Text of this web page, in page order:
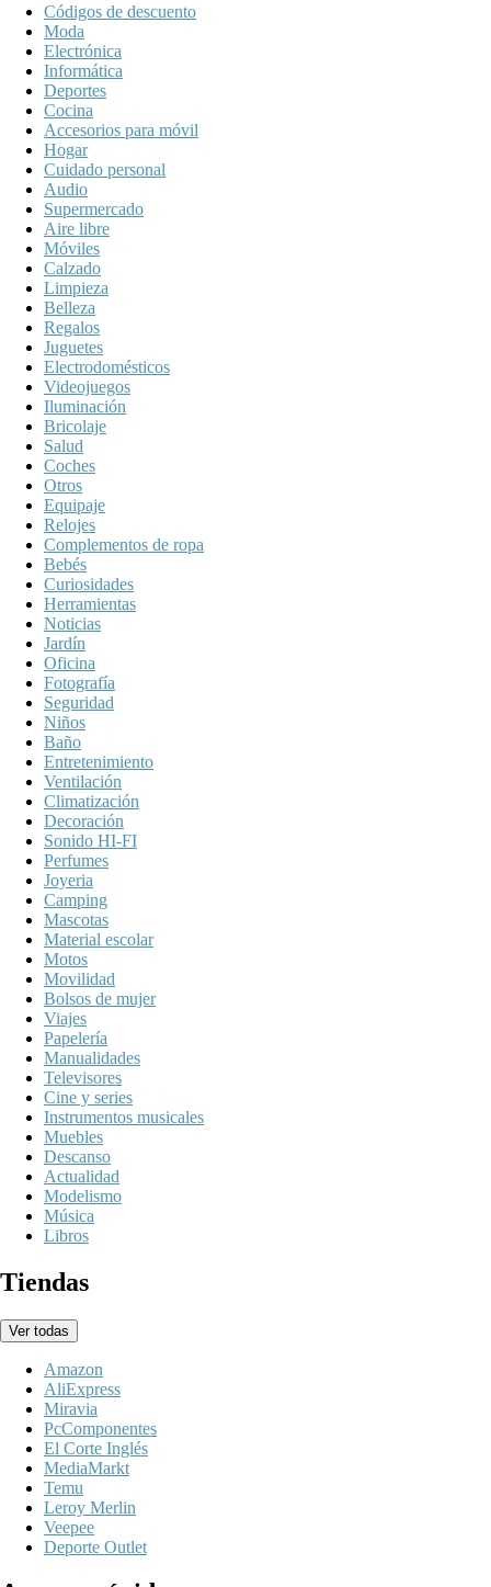
Códigos de descuento
Moda
Electrónica
Informática
Deportes
Cocina
Accesorios para móvil
Hogar
Cuidado personal
Audio
Supermercado
Aire libre
Móviles
Calzado
Limpieza
Belleza
Regalos
Juguetes
Electrodomésticos
Videojuegos
Iluminación
Bricolaje
Salud
Coches
Otros
Equipaje
Relojes
Complementos de ropa
Bebés
Curiosidades
Herramientas
Noticias
Jardín
Oficina
Fotografía
Seguridad
Niños
Baño
Entretenimiento
Ventilación
Climatización
Decoración
Sonido HI-FI
Perfumes
Joyeria
Camping
Mascotas
Material escolar
Motos
Movilidad
Bolsos de mujer
Viajes
Papelería
Manualidades
Televisores
Cine y series
Instrumentos musicales
Muebles
Descanso
Actualidad
Modelismo
Música
Libros
Tiendas
Ver todas
Amazon
AliExpress
Miravia
PcComponentes
El Corte Inglés
MediaMarkt
Temu
Leroy Merlin
Veepee
Deporte Outlet